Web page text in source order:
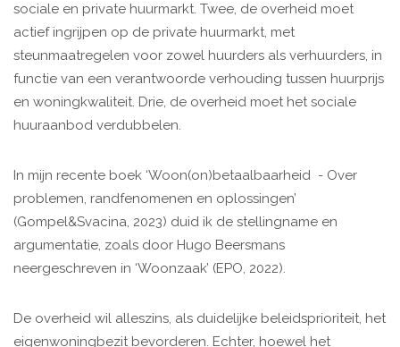
sociale en private huurmarkt. Twee, de overheid moet
actief ingrijpen op de private huurmarkt, met
steunmaatregelen voor zowel huurders als verhuurders, in
functie van een verantwoorde verhouding tussen huurprijs
en woningkwaliteit. Drie, de overheid moet het sociale
huuraanbod verdubbelen.
In mijn recente boek ‘Woon(on)betaalbaarheid - Over
problemen, randfenomenen en oplossingen’
(Gompel&Svacina, 2023) duid ik de stellingname en
argumentatie, zoals door Hugo Beersmans
neergeschreven in ‘Woonzaak’ (EPO, 2022).
De overheid wil alleszins, als duidelijke beleidsprioriteit, het
eigenwoningbezit bevorderen. Echter, hoewel het